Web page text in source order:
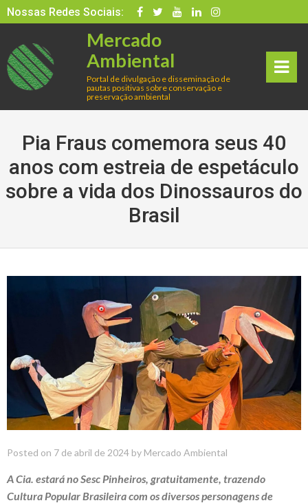
Skip
to
content
Nossas Redes Sociais:
Mercado
Ambiental
Portal de divulgação e disseminação de
pautas positivas sobre conservação e
preservação ambiental
Men
u
Pia Fraus comemora seus 40
anos com estreia de espetáculo
sobre a vida dos Dinossauros do
Brasil
Posted on 7 de abril de 2024 by Mercado Ambiental
A Cia. estará no Sesc Pinheiros, gratuitamente, trazendo
Cultura Popular Brasileira com os diversos personagens de